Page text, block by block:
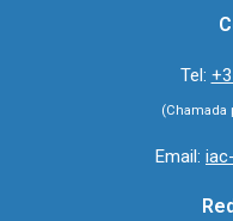
Tel:
(Chamada
Email: